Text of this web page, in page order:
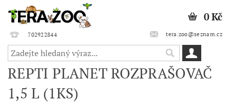
702922844 tera.zoo@seznam.cz
0 Kč
REPTI PLANET ROZPRAŠOVAČ
1,5 L (1KS)